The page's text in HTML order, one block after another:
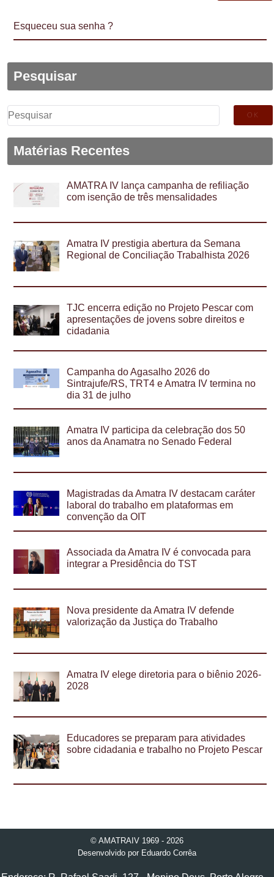
Esqueceu sua senha ?
Pesquisar
Pesquisar
por:
Matérias Recentes
AMATRA IV lança campanha de refiliação
com isenção de três mensalidades
Amatra IV prestigia abertura da Semana
Regional de Conciliação Trabalhista 2026
TJC encerra edição no Projeto Pescar com
apresentações de jovens sobre direitos e
cidadania
Campanha do Agasalho 2026 do
Sintrajufe/RS, TRT4 e Amatra IV termina no
dia 31 de julho
Amatra IV participa da celebração dos 50
anos da Anamatra no Senado Federal
Magistradas da Amatra IV destacam caráter
laboral do trabalho em plataformas em
convenção da OIT
Associada da Amatra IV é convocada para
integrar a Presidência do TST
Nova presidente da Amatra IV defende
valorização da Justiça do Trabalho
Amatra IV elege diretoria para o biênio 2026-
2028
Educadores se preparam para atividades
sobre cidadania e trabalho no Projeto Pescar
© AMATRAIV 1969 - 2026
Desenvolvido por Eduardo Corrêa